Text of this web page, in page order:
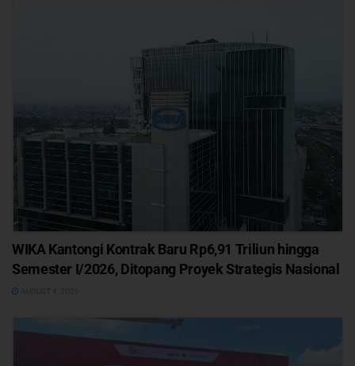
WIKA Kantongi Kontrak Baru Rp6,91 Triliun hingga
Semester I/2026, Ditopang Proyek Strategis Nasional